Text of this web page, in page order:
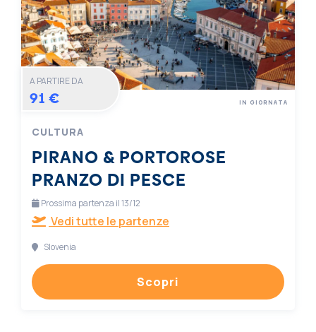
A PARTIRE DA
91 €
CULTURA
PIRANO & PORTOROSE
PRANZO DI PESCE
IN GIORNATA
Prossima partenza il 13/12
Vedi tutte le partenze
Slovenia
Scopri